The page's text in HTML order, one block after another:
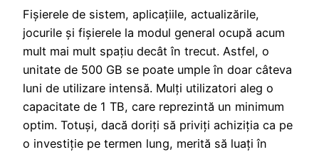
Fișierele de sistem, aplicațiile, actualizările,
jocurile și fișierele la modul general ocupă acum
mult mai mult spațiu decât în trecut. Astfel, o
unitate de 500 GB se poate umple în doar câteva
luni de utilizare intensă. Mulți utilizatori aleg o
capacitate de 1 TB, care reprezintă un minimum
optim. Totuși, dacă doriți să priviți achiziția ca pe
o investiție pe termen lung, merită să luați în